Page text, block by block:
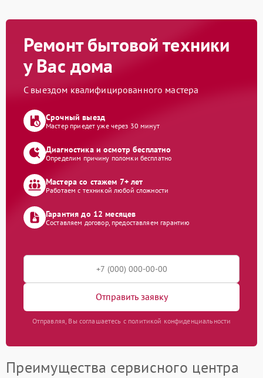
Ремонт бытовой техники
у Вас дома
С выездом квалифицированного мастера
Срочный выезд
Мастер приедет уже через 30 минут
Диагностика и осмотр бесплатно
Определим причину поломки бесплатно
Мастера со стажем 7+ лет
Работаем с техникой любой сложности
Гарантия до 12 месяцев
Составляем договор, предоставляем гарантию
Отправить заявку
Отправляя, Вы соглашаетесь с политикой конфиденциальности
Преимущества сервисного центра